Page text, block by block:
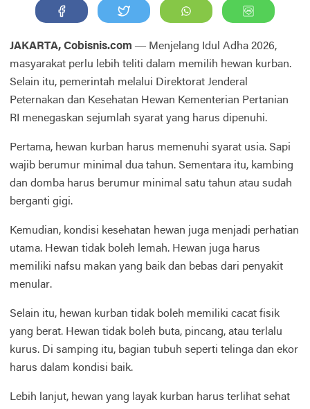
JAKARTA, Cobisnis.com — Menjelang Idul Adha 2026,
masyarakat perlu lebih teliti dalam memilih hewan kurban.
Selain itu, pemerintah melalui Direktorat Jenderal
Peternakan dan Kesehatan Hewan Kementerian Pertanian
RI menegaskan sejumlah syarat yang harus dipenuhi.
Pertama, hewan kurban harus memenuhi syarat usia. Sapi
wajib berumur minimal dua tahun. Sementara itu, kambing
dan domba harus berumur minimal satu tahun atau sudah
berganti gigi.
Kemudian, kondisi kesehatan hewan juga menjadi perhatian
utama. Hewan tidak boleh lemah. Hewan juga harus
memiliki nafsu makan yang baik dan bebas dari penyakit
menular.
Selain itu, hewan kurban tidak boleh memiliki cacat fisik
yang berat. Hewan tidak boleh buta, pincang, atau terlalu
kurus. Di samping itu, bagian tubuh seperti telinga dan ekor
harus dalam kondisi baik.
Lebih lanjut, hewan yang layak kurban harus terlihat sehat